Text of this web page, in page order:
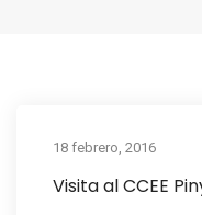
18 febrero, 2016
Visita al CCEE